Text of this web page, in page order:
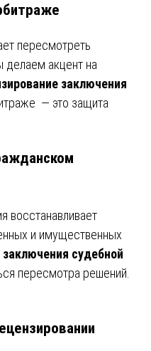
пересмотреть
акцент на
заключения
— это защита
восстанавливает
и имущественных
судебной
пересмотра решений.